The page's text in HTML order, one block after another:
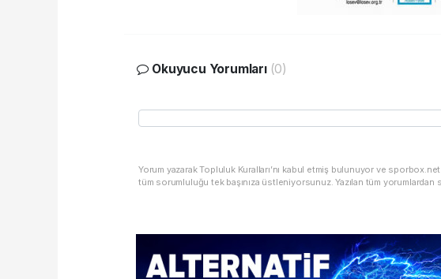
Okuyucu Yorumları (0)
Yorum yazarak Topluluk Kuralları’nı kabul etmiş bulunuyor ve
tüm sorumluluğu tek başınıza üstleniyorsunuz. Yazılan tüm